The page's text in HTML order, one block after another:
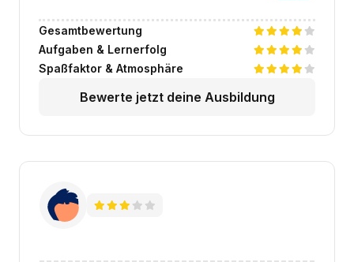
Gesamtbewertung
Aufgaben & Lernerfolg
Spaßfaktor & Atmosphäre
Bewerte jetzt deine Ausbildung